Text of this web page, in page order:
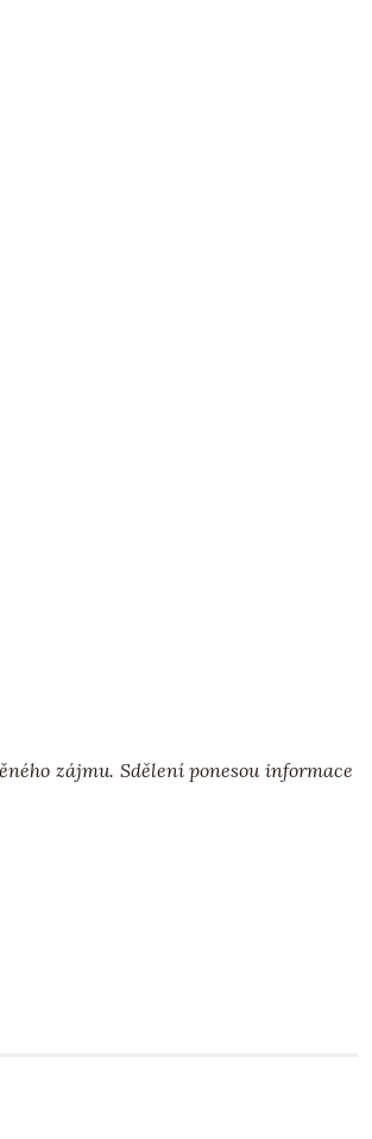
zájmu. Sdělení ponesou informace